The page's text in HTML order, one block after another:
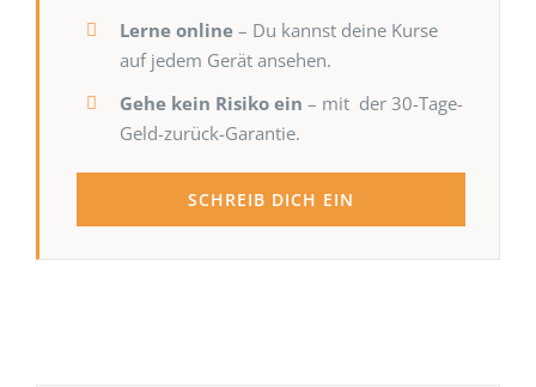
Lerne online – Du kannst deine Kurse
auf jedem Gerät ansehen.
Gehe kein Risiko ein – mit der 30-Tage-
Geld-zurück-Garantie.
SCHREIB DICH EIN